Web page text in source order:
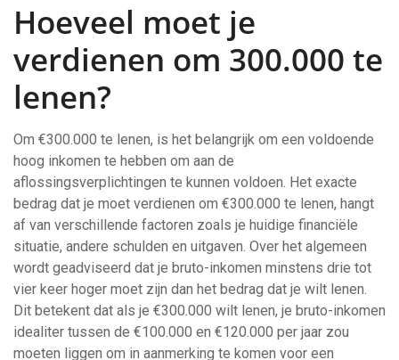
Hoeveel moet je
verdienen om 300.000 te
lenen?
Om €300.000 te lenen, is het belangrijk om een voldoende
hoog inkomen te hebben om aan de
aflossingsverplichtingen te kunnen voldoen. Het exacte
bedrag dat je moet verdienen om €300.000 te lenen, hangt
af van verschillende factoren zoals je huidige financiële
situatie, andere schulden en uitgaven. Over het algemeen
wordt geadviseerd dat je bruto-inkomen minstens drie tot
vier keer hoger moet zijn dan het bedrag dat je wilt lenen.
Dit betekent dat als je €300.000 wilt lenen, je bruto-inkomen
idealiter tussen de €100.000 en €120.000 per jaar zou
moeten liggen om in aanmerking te komen voor een